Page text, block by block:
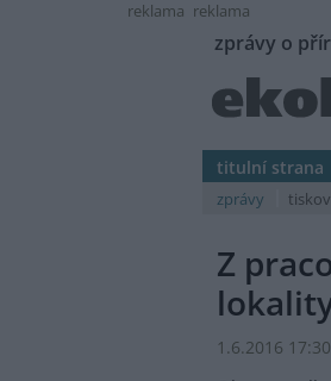
reklama reklama
zprávy o
titulní strana
zprávy
Z
1.6.2016